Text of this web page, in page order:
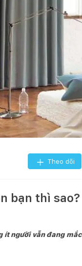
Theo dõi
bạn thì sao?
ít người vẫn đang mắc